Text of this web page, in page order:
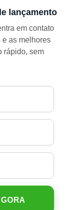
lançamento
em contato
as melhores
rápido, sem